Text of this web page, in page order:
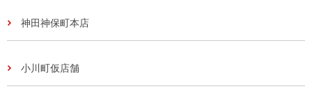
神田神保町本店
小川町仮店舗